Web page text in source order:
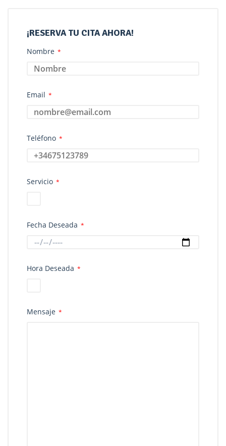
¡RESERVA TU CITA AHORA!
Nombre *
Email *
Teléfono *
Servicio *
Fecha Deseada *
Hora Deseada *
Mensaje *